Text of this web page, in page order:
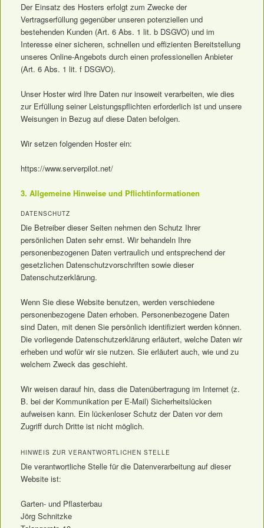
Der Einsatz des Hosters erfolgt zum Zwecke der
Vertragserfüllung gegenüber unseren potenziellen und
bestehenden Kunden (Art. 6 Abs. 1 lit. b DSGVO) und im
Interesse einer sicheren, schnellen und effizienten Bereitstellung
unseres Online-Angebots durch einen professionellen Anbieter
(Art. 6 Abs. 1 lit. f DSGVO).
Unser Hoster wird Ihre Daten nur insoweit verarbeiten, wie dies
zur Erfüllung seiner Leistungspflichten erforderlich ist und unsere
Weisungen in Bezug auf diese Daten befolgen.
Wir setzen folgenden Hoster ein:
https://www.serverpilot.net/
3. Allgemeine Hinweise und Pflicht­informationen
DATENSCHUTZ
Die Betreiber dieser Seiten nehmen den Schutz Ihrer
persönlichen Daten sehr ernst. Wir behandeln Ihre
personenbezogenen Daten vertraulich und entsprechend der
gesetzlichen Datenschutzvorschriften sowie dieser
Datenschutzerklärung.
Wenn Sie diese Website benutzen, werden verschiedene
personenbezogene Daten erhoben. Personenbezogene Daten
sind Daten, mit denen Sie persönlich identifiziert werden können.
Die vorliegende Datenschutzerklärung erläutert, welche Daten wir
erheben und wofür wir sie nutzen. Sie erläutert auch, wie und zu
welchem Zweck das geschieht.
Wir weisen darauf hin, dass die Datenübertragung im Internet (z.
B. bei der Kommunikation per E-Mail) Sicherheitslücken
aufweisen kann. Ein lückenloser Schutz der Daten vor dem
Zugriff durch Dritte ist nicht möglich.
HINWEIS ZUR VERANTWORTLICHEN STELLE
Die verantwortliche Stelle für die Datenverarbeitung auf dieser
Website ist:
Garten- und Pflasterbau
Jörg Schnitzke